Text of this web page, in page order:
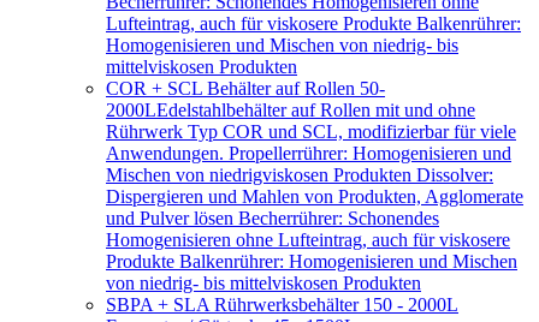
Lufteintrag, auch für viskosere Produkte Balkenrührer:
Homogenisieren und Mischen von niedrig- bis
mittelviskosen Produkten
COR + SCL Behälter auf Rollen 50-
2000LEdelstahlbehälter auf Rollen mit und ohne
Rührwerk Typ COR und SCL, modifizierbar für viele
Anwendungen. Propellerrührer: Homogenisieren und
Mischen von niedrigviskosen Produkten Dissolver:
Dispergieren und Mahlen von Produkten, Agglomerate
und Pulver lösen Becherrührer: Schonendes
Homogenisieren ohne Lufteintrag, auch für viskosere
Produkte Balkenrührer: Homogenisieren und Mischen
von niedrig- bis mittelviskosen Produkten
SBPA + SLA Rührwerksbehälter 150 - 2000L